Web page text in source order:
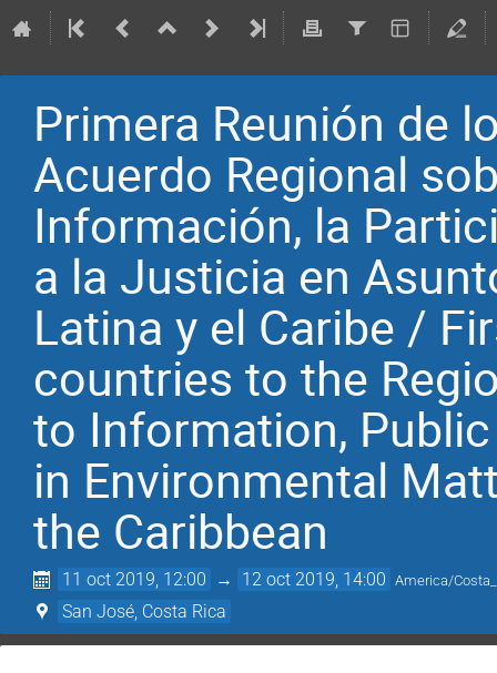
Primera Reunión de
Acuerdo Regional
Información, la
a la Justicia en
Latina y el Caribe /
countries to the
to Information,
in Environmental
the Caribbean
11 oct 2019, 12:00 → 12 oct 2019, 14:00 America/
San José, Costa Rica